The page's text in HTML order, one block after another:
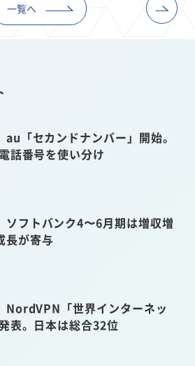
一覧へ
au「セカンドナンバー」開始。
話番号を使い分け
ソフトバンク4〜6月期は増収増
長が寄与
NordVPN「世界インターネッ
表。日本は総合32位